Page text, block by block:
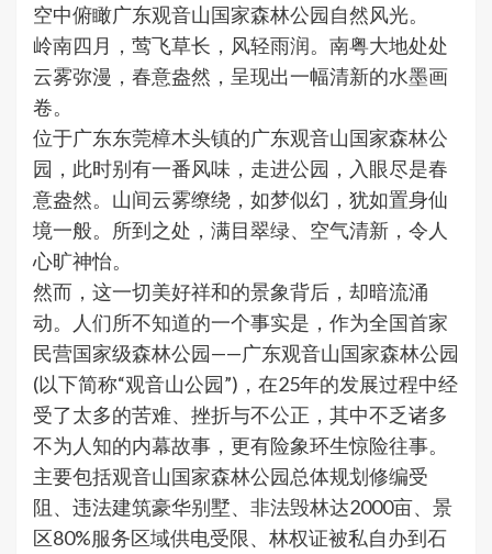
空中俯瞰广东观音山国家森林公园自然风光。
岭南四月，莺飞草长，风轻雨润。南粤大地处处
云雾弥漫，春意盎然，呈现出一幅清新的水墨画
卷。
位于广东东莞樟木头镇的广东观音山国家森林公
园，此时别有一番风味，走进公园，入眼尽是春
意盎然。山间云雾缭绕，如梦似幻，犹如置身仙
境一般。所到之处，满目翠绿、空气清新，令人
心旷神怡。
然而，这一切美好祥和的景象背后，却暗流涌
动。人们所不知道的一个事实是，作为全国首家
民营国家级森林公园——广东观音山国家森林公园
(以下简称“观音山公园”)，在25年的发展过程中经
受了太多的苦难、挫折与不公正，其中不乏诸多
不为人知的内幕故事，更有险象环生惊险往事。
主要包括观音山国家森林公园总体规划修编受
阻、违法建筑豪华别墅、非法毁林达2000亩、景
区80%服务区域供电受限、林权证被私自办到石